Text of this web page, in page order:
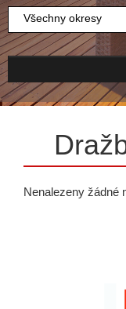
Všechny okresy
Nenalezeny žádné